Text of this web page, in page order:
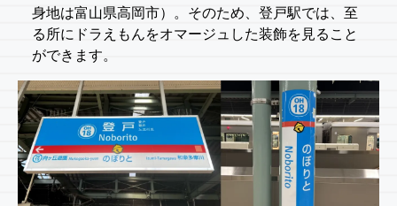
身地は富山県高岡市）。そのため、登戸駅では、至
る所にドラえもんをオマージュした装飾を見ること
ができます。